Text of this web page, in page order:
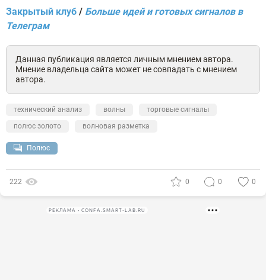
Закрытый клуб / Больше идей и готовых сигналов в
Телеграм
Данная публикация является личным мнением автора.
Мнение владельца сайта может не совпадать с мнением
автора.
технический анализ волны
торговые сигналы
полюс золото
волновая разметка
Полюс
222 0 0 0
РЕКЛАМА • CONFA.SMART-LAB.RU